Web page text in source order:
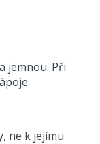
jemnou. Při
ne k jejímu